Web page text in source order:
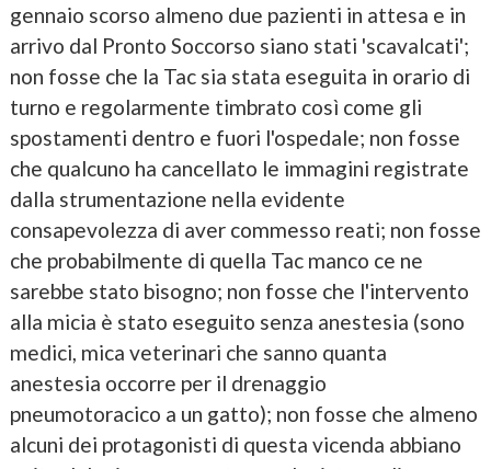
gennaio scorso almeno due pazienti in attesa e in
arrivo dal Pronto Soccorso siano stati 'scavalcati';
non fosse che la Tac sia stata eseguita in orario di
turno e regolarmente timbrato così come gli
spostamenti dentro e fuori l'ospedale; non fosse
che qualcuno ha cancellato le immagini registrate
dalla strumentazione nella evidente
consapevolezza di aver commesso reati; non fosse
che probabilmente di quella Tac manco ce ne
sarebbe stato bisogno; non fosse che l'intervento
alla micia è stato eseguito senza anestesia (sono
medici, mica veterinari che sanno quanta
anestesia occorre per il drenaggio
pneumotoracico a un gatto); non fosse che almeno
alcuni dei protagonisti di questa vicenda abbiano